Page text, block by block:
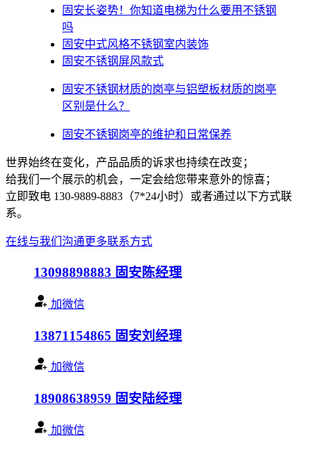
固安​长姿势！你知道电梯为什么要用不锈钢
吗
固安中式风格不锈钢室内装饰
固安不锈钢屏风款式
固安不锈钢材质的岗亭与铝塑板材质的岗亭
区别是什么？
固安不锈钢岗亭的维护和日常保养
世界始终在变化，产品品质的诉求也持续在改变；
给我们一个展示的机会，一定会给您带来意外的惊喜；
立即致电 130-9889-8883（7*24小时）或者通过以下方式联
系。
在线与我们沟通更多联系方式
13098898883 固安陈经理
加微信
13871154865 固安刘经理
加微信
18908638959 固安陆经理
加微信